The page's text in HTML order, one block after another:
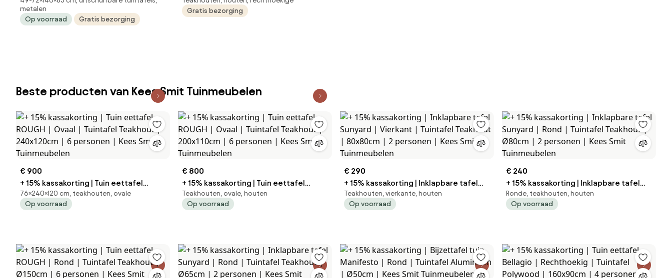
cm.
metalen
Op voorraad
Gratis bezorging
teak
Gratis bezorging
Beste producten van Kees Smit Tuinmeubelen
€ 900
+ 15% kassakorting | Tuin eettafel
ROUGH | Ovaal | Tuintafel Teakhout |
240x120cm | 6 personen | Kees Smit
76×240×120 cm, teakhouten, ovale
Op voorraad
€ 800
+ 15% kassakorting | Tuin eettafel
ROUGH | Ovaal | Tuintafel Teakhout |
200x110cm | 6 personen | Kees Smit
Teakhouten, ovale, houten
Op voorraad
€ 290
+ 15% kassakorting | Inklapbare tafel
Sunyard | Vierkant | Tuintafel Teakhout |
80x80cm | 2 personen | Kees Smit
Teakhouten, vierkante, houten
Op voorraad
€ 240
+ 15% kassakorting | Inklapbare tafel
Sunyard | Rond | Tuintafel Teakhout |
Ø80cm | 2 personen | Kees Smit
Ronde, teakhouten, houten
Op voorraad